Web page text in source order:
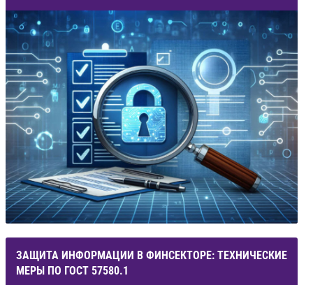
ЗАЩИТА ИНФОРМАЦИИ В ФИНСЕКТОРЕ: ТЕХНИЧЕСКИЕ
МЕРЫ ПО ГОСТ 57580.1